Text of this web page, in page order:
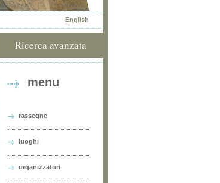
English
Ricerca avanzata
menu
rassegne
luoghi
organizzatori